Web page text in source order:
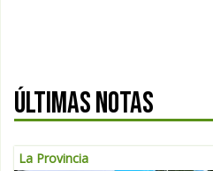
ÚLTIMAS NOTAS
La Provincia